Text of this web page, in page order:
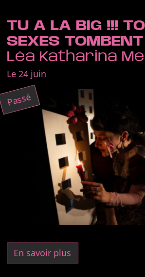
TU A LA BIG !!!
SEXES
Léa Katharina
Le 24 juin
Passé
En savoir plus